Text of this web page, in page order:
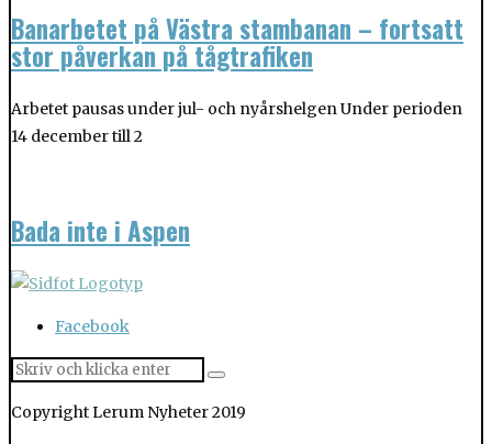
Banarbetet på Västra stambanan – fortsatt
stor påverkan på tågtrafiken
Arbetet pausas under jul- och nyårshelgen Under perioden
14 december till 2
Bada inte i Aspen
Facebook
Copyright Lerum Nyheter 2019